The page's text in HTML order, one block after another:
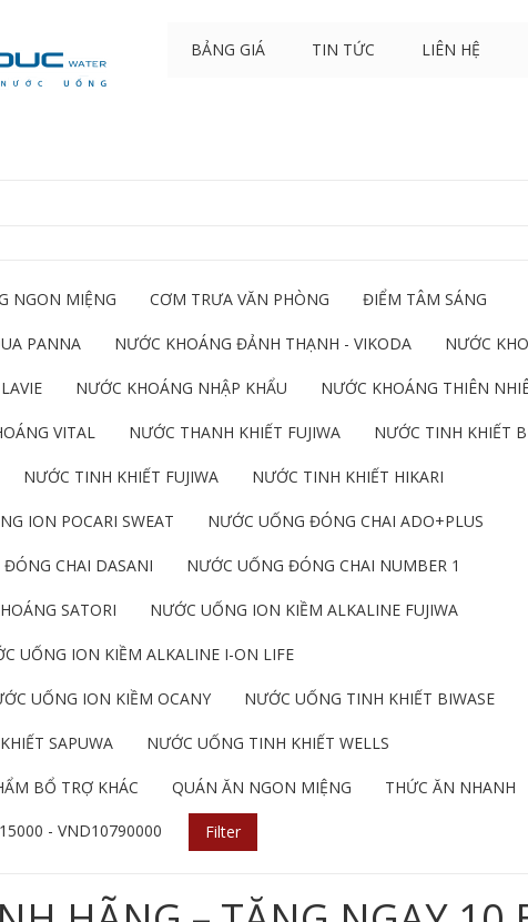
BẢNG GIÁ TIN TỨC LIÊN HỆ
NGON MIỆNG CƠM TRƯA VĂN PHÒNG ĐIỂM TÂM SÁNG
PANNA NƯỚC KHOÁNG ĐẢNH THẠNH - VIKODA NƯỚC
NƯỚC KHOÁNG NHẬP KHẨU NƯỚC KHOÁNG THIÊN
VITAL NƯỚC THANH KHIẾT FUJIWA NƯỚC TINH KHIẾT
NƯỚC TINH KHIẾT FUJIWA NƯỚC TINH KHIẾT HIKARI
ION POCARI SWEAT NƯỚC UỐNG ĐÓNG CHAI ADO+PLUS
CHAI DASANI NƯỚC UỐNG ĐÓNG CHAI NUMBER 1
SATORI NƯỚC UỐNG ION KIỀM ALKALINE FUJIWA
UỐNG ION KIỀM ALKALINE I-ON LIFE
UỐNG ION KIỀM OCANY NƯỚC UỐNG TINH KHIẾT BIWASE
SAPUWA NƯỚC UỐNG TINH KHIẾT WELLS
BỔ TRỢ KHÁC QUÁN ĂN NGON MIỆNG THỨC ĂN NHANH
- VND10790000 Filter